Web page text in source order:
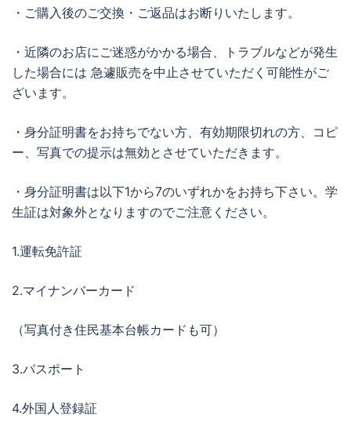
・ご購入後のご交換・ご返品はお断りいたします。
・近隣のお店にご迷惑がかかる場合、トラブルなどが発生
した場合には 急遽販売を中止させていただく可能性がご
ざいます。
・身分証明書をお持ちでない方、有効期限切れの方、コピ
ー、写真での提示は無効とさせていただきます。
・身分証明書は以下1から7のいずれかをお持ち下さい。学
生証は対象外となりますのでご注意ください。
1.運転免許証
2.マイナンバーカード
（写真付き住民基本台帳カードも可）
3.パスポート
4.外国人登録証